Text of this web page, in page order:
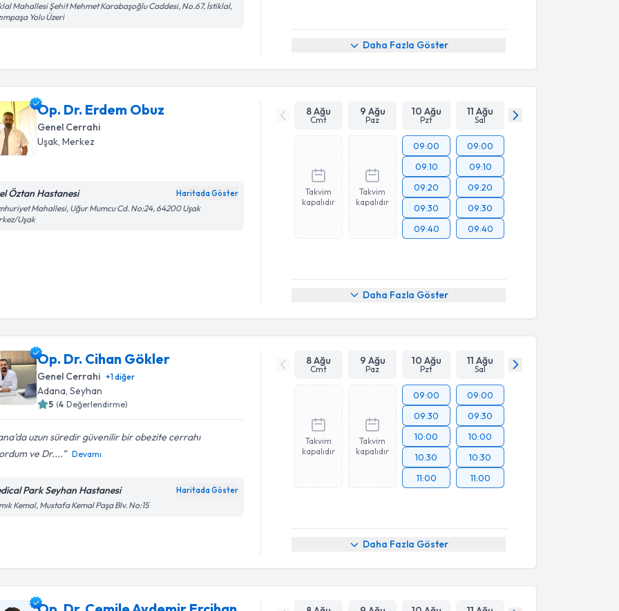
Mahallesi Şehit Mehmet Karabaşoğlu Caddesi, No.67, İstiklal,
Yolu Üzeri
Daha Fazla Göster
Op. Dr. Erdem Obuz
Genel Cerrahi
Uşak ,Merkez
Öztan Hastanesi Haritada Göster
Mahallesi, Uğur Mumcu Cd. No:24, 64200 Uşak
Uşak
8 Ağu
Cmt
9 Ağu
Paz
10 Ağu
Pzt
11 Ağu
Sal
Takvim
kapalıdır
Takvim
kapalıdır
09:00
09:10
09:20
09:30
09:40
09:00
09:10
09:20
09:30
09:40
Daha Fazla Göster
Op. Dr. Cihan Gökler
Genel Cerrahi +1diğer
Adana,Seyhan
5 (4 Değerlendirme)
uzun süredir güvenilir bir obezite cerrahı
ve Dr....
Devamı
Park Seyhan Hastanesi Haritada Göster
Kemal, Mustafa Kemal Paşa Blv. No:15
8 Ağu
Cmt
9 Ağu
Paz
10 Ağu
Pzt
11 Ağu
Sal
Takvim
kapalıdır
Takvim
kapalıdır
09:00
09:30
10:00
10:30
11:00
09:00
09:30
10:00
10:30
11:00
Daha Fazla Göster